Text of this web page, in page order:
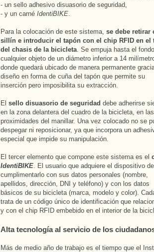
- un sello adhesivo disuasorio de seguridad,
- y un carné IdentiBIKE
Para la colocación de este sistema, se debe retirar
sillín e introducir el tapón con el chip RFID en el
del chasis de la bicicleta . Se empuja hasta el
cualquier objeto de un diámetro inferior a 14
donde quedará ubicado de manera permanente
diseño en forma de cuña del tapón que permite su
inserción pero imposibilita su extracción.
El sello disuasorio de seguridad debe adherirse
en la zona delantera del cuadro de la bicicleta, en las
proximidades del manillar. Una vez colocado no se
despegar ni reposicionar, ya que incorpora un
especial que impide su manipulación.
El tercer elemento que compone este sistema es el
IdentiBIKE . El usuario que adquiere el dispositivo
cumplimentarlo con sus datos personales (nombre,
apellidos, dirección, DNI y teléfono) y con los datos
básicos de su bicicleta (marca, modelo y color).
trata de un código único de identificación que
y con el chip RFID embebido en el interior de la
Alta tecnología al servicio de los
Más de medio año de trabajo es el tiempo que el